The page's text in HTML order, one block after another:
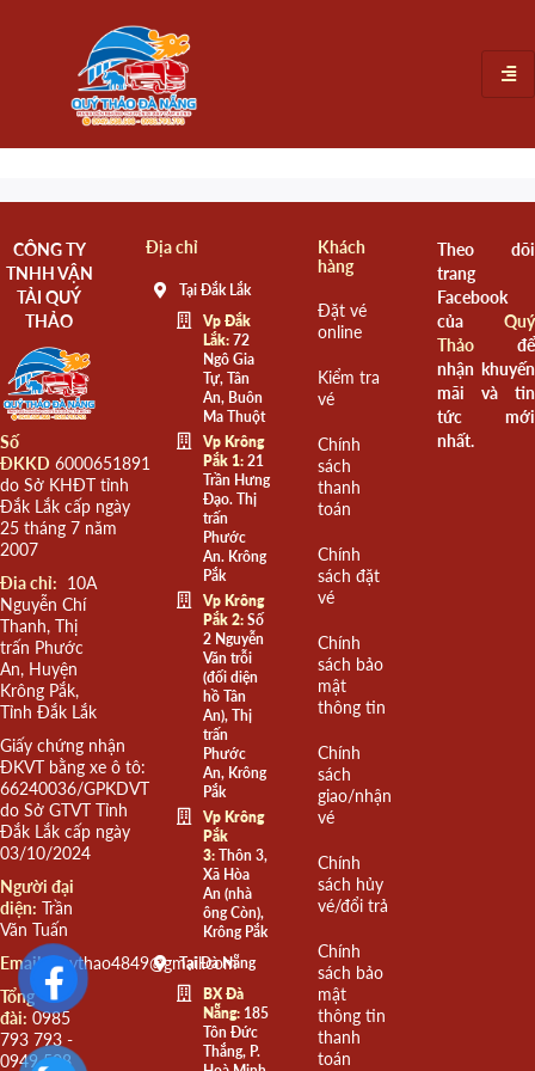
CÔNG TY
TNHH VẬN
TẢI QUÝ
THẢO
Số
ĐKKD 6000651891
do Sở KHĐT tỉnh
Đắk Lắk cấp ngày
25 tháng 7 năm
2007
Đia chỉ: 10A
Nguyễn Chí
Thanh, Thị
trấn Phước
An, Huyện
Krông Pắk,
Tỉnh Đắk Lắk
Giấy chứng nhận
ĐKVT bằng xe ô tô:
66240036/GPKDVT
do Sở GTVT Tỉnh
Đắk Lắk cấp ngày
03/10/2024
Người đại
diện: Trần
Văn Tuấn
Email: quythao4849@gmail.com
Tổng
đài: 0985
793 793 -
0949 508
Địa chỉ
Tại Đắk Lắk
Vp Đắk
Lắk:72
Ngô Gia
Tự, Tân
An, Buôn
Ma Thuột
Vp Krông
Pắk 1:21
Trần Hưng
Đạo. Thị
trấn
Phước
An. Krông
Pắk
Vp Krông
Pắk 2:Số
2 Nguyễn
Văn trỗi
(đối diện
hồ Tân
An), Thị
trấn
Phước
An, Krông
Pắk
Vp Krông
Pắk
3:Thôn 3,
Xã Hòa
An (nhà
ông Còn),
Krông Pắk
Tại Đà Nẵng
BX Đà
Nẵng:185
Tôn Đức
Thắng, P.
Khách
hàng
Đặt vé
online
Kiểm tra
vé
Chính
sách
thanh
toán
Chính
sách đặt
vé
Chính
sách bảo
mật
thông tin
Chính
sách
giao/nhận
vé
Chính
sách hủy
vé/đổi trả
Chính
sách bảo
mật
thông tin
thanh
toán
Theo dõi
trang
Facebook
của Quý
Thảođể
nhận khuyến
mãi và tin
tức mới
nhất.